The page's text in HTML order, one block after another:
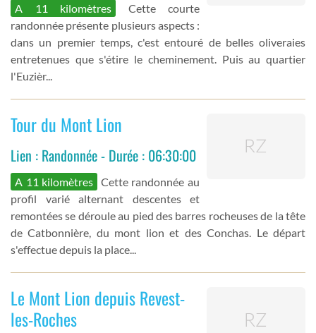
A 11 kilomètres
Cette courte
randonnée présente plusieurs aspects :
dans un premier temps, c'est entouré de belles oliveraies
entretenues que s'étire le cheminement. Puis au quartier
l'Euzièr...
Tour du Mont Lion
Lien : Randonnée - Durée : 06:30:00
A 11 kilomètres Cette randonnée au
profil varié alternant descentes et
remontées se déroule au pied des barres rocheuses de la tête
de Catbonnière, du mont lion et des Conchas. Le départ
s'effectue depuis la place...
Le Mont Lion depuis Revest-
les-Roches